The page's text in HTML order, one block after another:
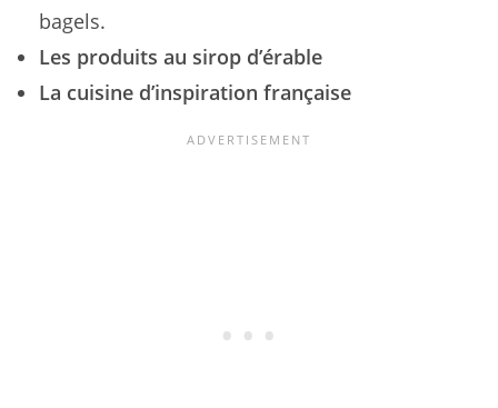
bagels.
Les produits au sirop d’érable
La cuisine d’inspiration française